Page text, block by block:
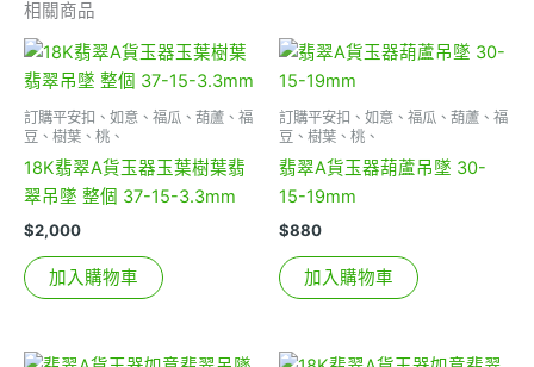
相關商品
訂購平安扣、如意、福瓜、葫蘆、福
豆、樹葉、桃、
18K翡翠A貨玉器玉葉樹葉翡
翠吊墜 整個 37-15-3.3mm
$2,000
加入購物車
訂購平安扣、如意、福瓜、葫蘆、福
豆、樹葉、桃、
翡翠A貨玉器葫蘆吊墜 30-
15-19mm
$880
加入購物車